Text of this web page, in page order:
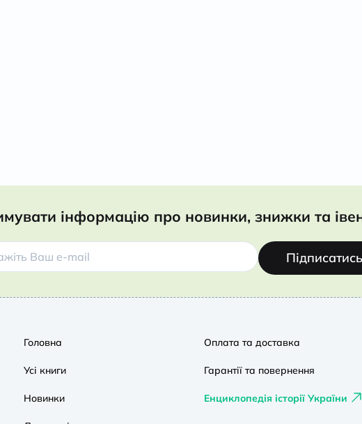
інформацію про новинки, знижки та
Підписатись
Головна
Усі книги
Новинки
Оплата та доставка
Гарантії та повернення
Енциклопедія історії України